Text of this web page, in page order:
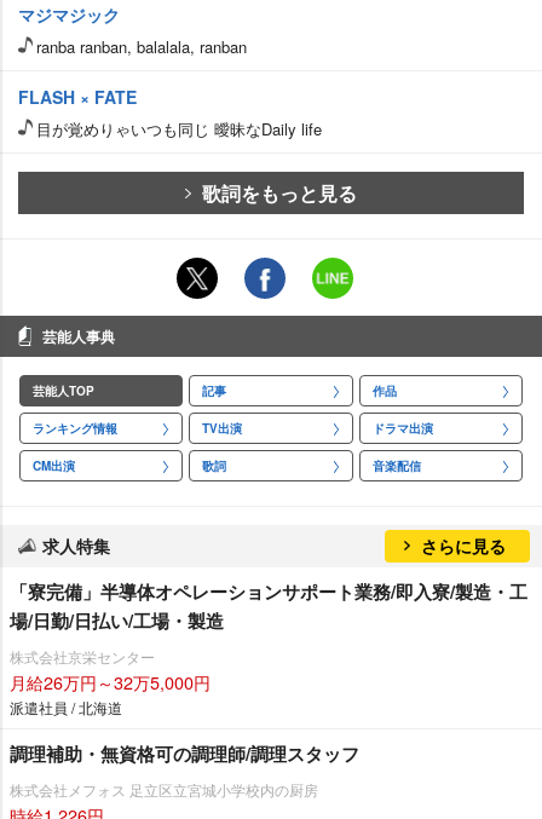
マジマジック
ranba ranban, balalala, ranban
FLASH × FATE
目が覚めりゃいつも同じ 曖昧なDaily life
歌詞をもっと見る
芸能人事典
芸能人TOP 記事 作品
ランキング情報 TV出演 ドラマ出演
CM出演 歌詞 音楽配信
求人特集 さらに見る
「寮完備」半導体オペレーションサポート業務/即入寮/製造・工
場/日勤/日払い/工場・製造
株式会社京栄センター
月給26万円～32万5,000円
派遣社員 / 北海道
調理補助・無資格可の調理師/調理スタッフ
株式会社メフォス 足立区立宮城小学校内の厨房